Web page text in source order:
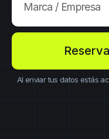
Marca / Empresa
Al enviar tus datos estás